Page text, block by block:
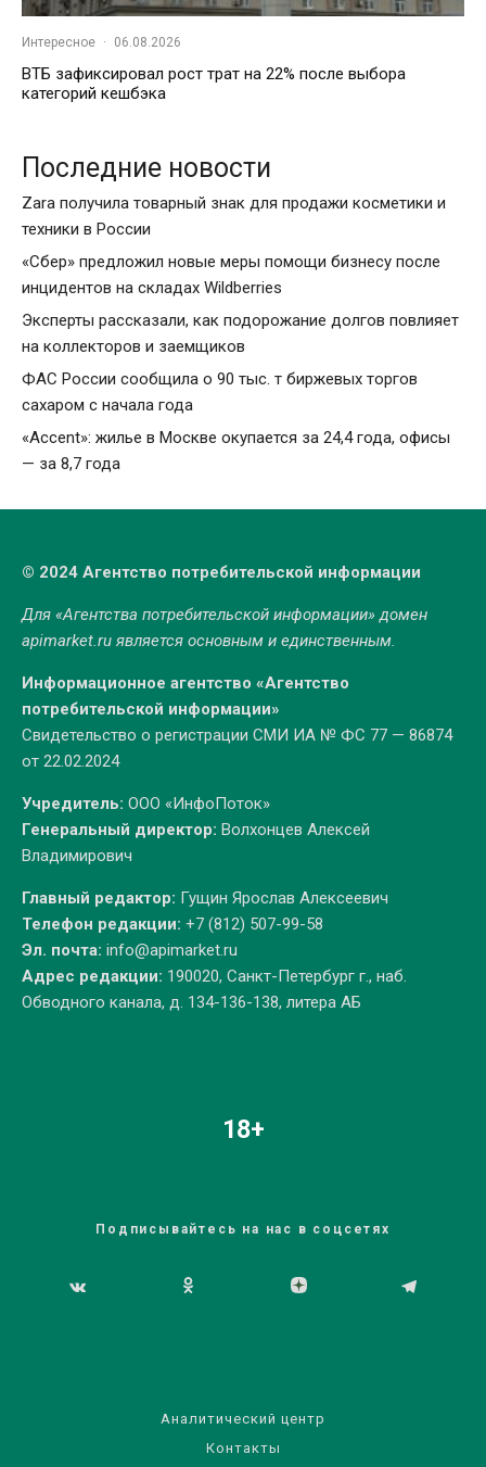
Интересное · 06.08.2026
ВТБ зафиксировал рост трат на 22% после выбора
категорий кешбэка
Последние новости
Zara получила товарный знак для продажи косметики и
техники в России
«Сбер» предложил новые меры помощи бизнесу после
инцидентов на складах Wildberries
Эксперты рассказали, как подорожание долгов повлияет
на коллекторов и заемщиков
ФАС России сообщила о 90 тыс. т биржевых торгов
сахаром с начала года
«Accent»: жилье в Москве окупается за 24,4 года, офисы
— за 8,7 года
© 2024 Агентство потребительской информации
Для «Агентства потребительской информации» домен
apimarket.ruявляется основным и единственным.
Информационное агентство «Агентство
потребительской информации»
Свидетельство о регистрации СМИ ИА № ФС 77 — 86874
от 22.02.2024
Учредитель: ООО «ИнфоПоток»
Генеральный директор: Волхонцев Алексей
Владимирович
Главный редактор: Гущин Ярослав Алексеевич
Телефон редакции: +7 (812) 507-99-58
Эл. почта: info@apimarket.ru
Адрес редакции: 190020, Санкт-Петербург г., наб.
Обводного канала, д. 134-136-138, литера АБ
18+
Подписывайтесь на нас в соцсетях
Аналитический центр
Контакты